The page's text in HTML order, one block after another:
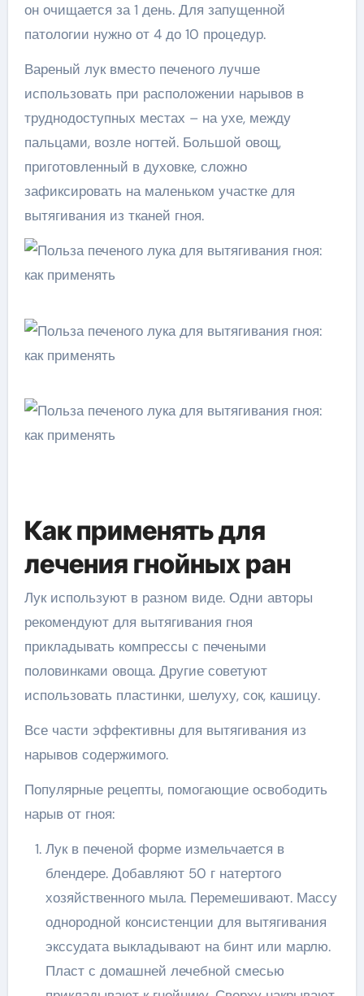
он очищается за 1 день. Для запущенной
патологии нужно от 4 до 10 процедур.
Вареный лук вместо печеного лучше
использовать при расположении нарывов в
труднодоступных местах – на ухе, между
пальцами, возле ногтей. Большой овощ,
приготовленный в духовке, сложно
зафиксировать на маленьком участке для
вытягивания из тканей гноя.
Как применять для
лечения гнойных ран
Лук используют в разном виде. Одни авторы
рекомендуют для вытягивания гноя
прикладывать компрессы с печеными
половинками овоща. Другие советуют
использовать пластинки, шелуху, сок, кашицу.
Все части эффективны для вытягивания из
нарывов содержимого.
Популярные рецепты, помогающие освободить
нарыв от гноя:
Лук в печеной форме измельчается в
блендере. Добавляют 50 г натертого
хозяйственного мыла. Перемешивают. Массу
однородной консистенции для вытягивания
экссудата выкладывают на бинт или марлю.
Пласт с домашней лечебной смесью